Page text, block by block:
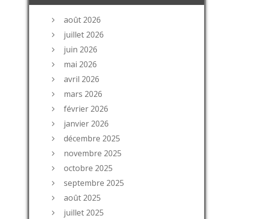
août 2026
juillet 2026
juin 2026
mai 2026
avril 2026
mars 2026
février 2026
janvier 2026
décembre 2025
novembre 2025
octobre 2025
septembre 2025
août 2025
juillet 2025